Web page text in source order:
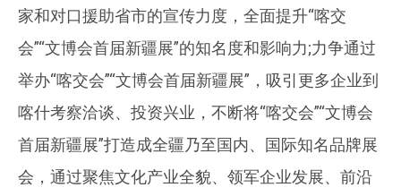
家和对口援助省市的宣传力度，全面提升“喀交
会”“文博会首届新疆展”的知名度和影响力;力争通过
举办“喀交会”“文博会首届新疆展”，吸引更多企业到
喀什考察洽谈、投资兴业，不断将“喀交会”“文博会
首届新疆展”打造成全疆乃至国内、国际知名品牌展
会，通过聚焦文化产业全貌、领军企业发展、前沿